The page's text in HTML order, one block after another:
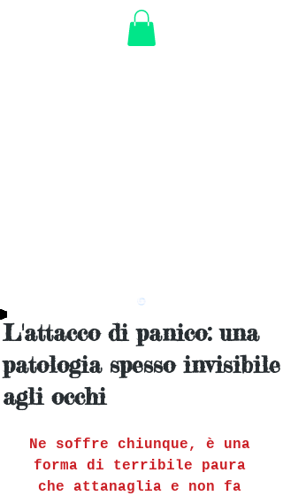
L'attacco di panico: una
patologia spesso invisibile
agli occhi
Ne soffre chiunque, è una
forma di terribile paura
che attanaglia e non fa